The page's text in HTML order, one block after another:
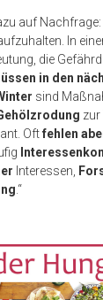
auf
In
die
in den
sind
zur
Oftfehlen
Interessen,
.“